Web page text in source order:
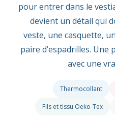
pour entrer dans le
devient un détail qui
veste, une casquette,
paire d’espadrilles.
avec une
Thermocollant
Fils et tissu Oeko-Tex